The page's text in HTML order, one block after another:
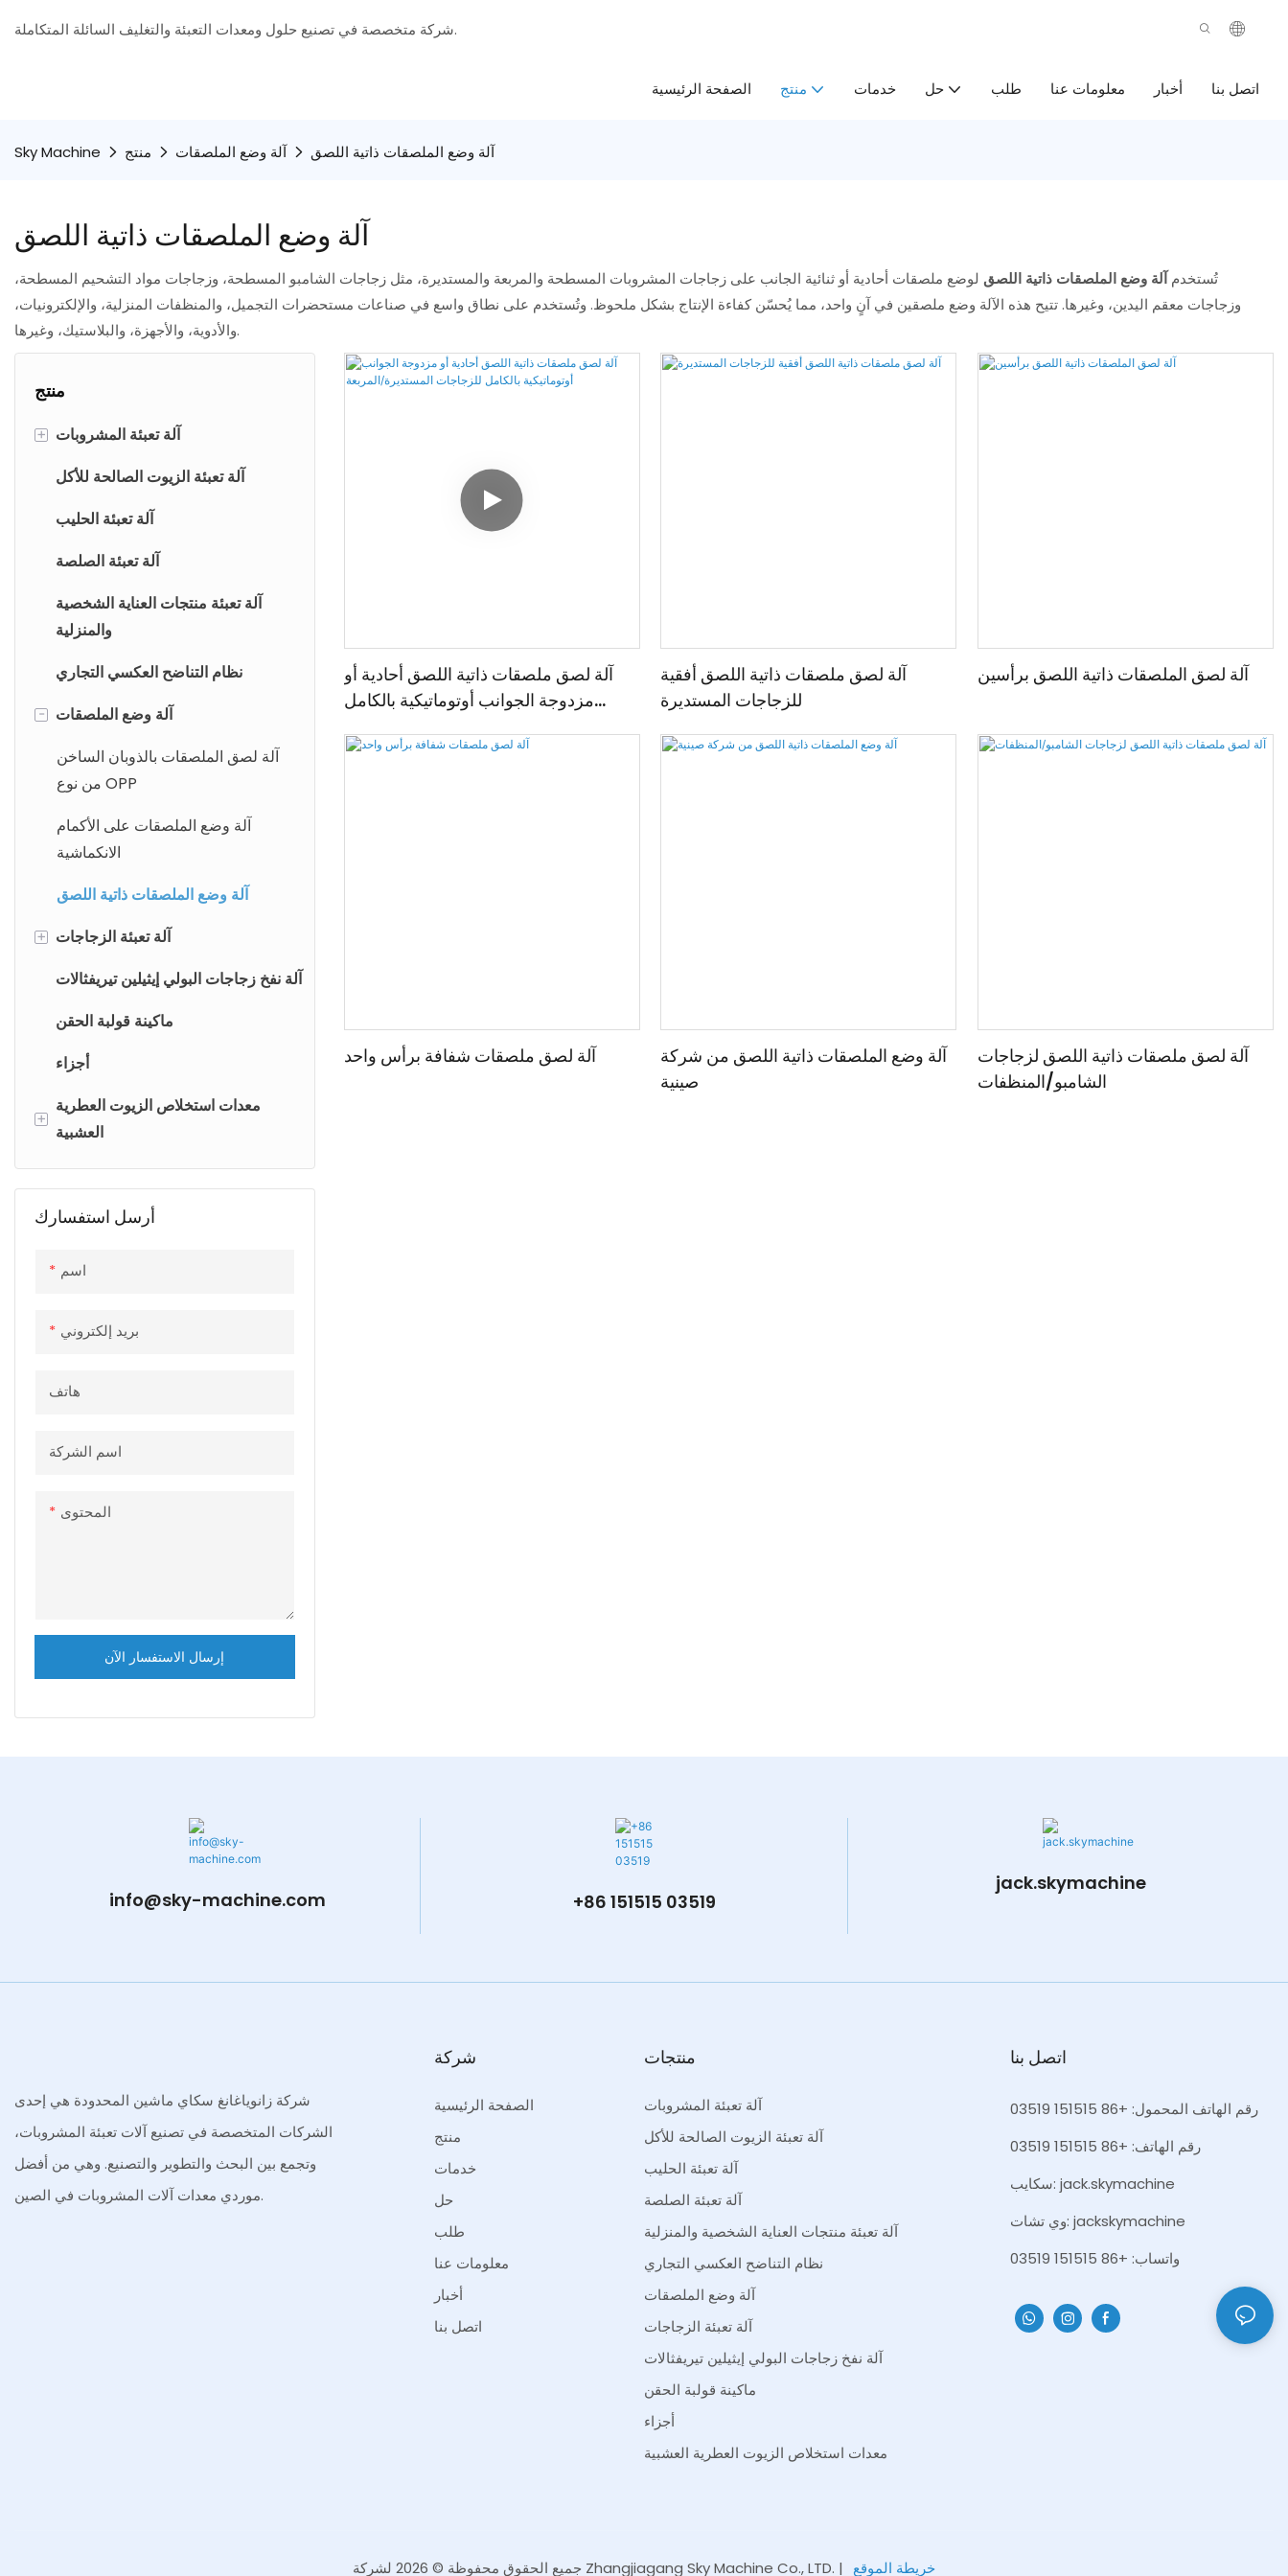
شركة متخصصة في تصنيع حلول ومعدات التعبئة والتغليف السائلة المتكاملة.
الصفحة الرئيسية منتج خدمات حل طلب معلومات عنا أخبار اتصل بنا
Sky Machine منتج آلة وضع الملصقات آلة وضع الملصقات ذاتية اللصق
آلة وضع الملصقات ذاتية اللصق
تُستخدمآلة وضع الملصقات ذاتية اللصق لوضع ملصقات أحادية أو ثنائية الجانب على زجاجات المشروبات المسطحة والمربعة والمستديرة، مثل زجاجات الشامبو المسطحة، وزجاجات مواد التشحيم المسطحة،
وزجاجات معقم اليدين، وغيرها. تتيح هذه الآلة وضع ملصقين في آنٍ واحد، مما يُحسّن كفاءة الإنتاج بشكل ملحوظ. وتُستخدم على نطاق واسع في صناعات مستحضرات التجميل، والمنظفات المنزلية، والإلكترونيات،
والأدوية، والأجهزة، والبلاستيك، وغيرها.
منتج
+ آلة تعبئة المشروبات
آلة تعبئة المياه
آلة تعبئة العصير
آلة تعبئة المشروبات الغازية
آلة تعبئة المياه سعة 5 جالون
آلة تعبئة البيرة
آلة تعبئة النبيذ
آلة تعبئة علب المشروبات
آلة تعبئة الزيوت الصالحة للأكل
آلة تعبئة الحليب
آلة تعبئة الصلصة
آلة تعبئة منتجات العناية الشخصية
والمنزلية
نظام التناضح العكسي التجاري
-
آلة وضع الملصقات
آلة لصق الملصقات بالذوبان الساخن
من نوع OPP
آلة وضع الملصقات على الأكمام
الانكماشية
آلة وضع الملصقات ذاتية اللصق
+ آلة تعبئة الزجاجات
آلة تغليف الزجاجات بالانكماش
آلة تعبئة الزجاجات والكرتون
آلة نفخ زجاجات البولي إيثيلين تيريفثالات
ماكينة قولبة الحقن
أجزاء
+
معدات استخلاص الزيوت العطرية
العشبية
معدات استخلاص الزيوت العطرية
العشبية على نطاق تجريبي
العشبية الصناعية
أرسل استفسارك
اسم
بريد إلكتروني
هاتف
اسم الشركة
المحتوى
إرسال الاستفسار الآن
آلة لصق ملصقات ذاتية اللصق أحادية أو
مزدوجة الجوانب أوتوماتيكية بالكامل
آلة لصق ملصقات ذاتية اللصق أفقية
للزجاجات المستديرة
آلة لصق الملصقات ذاتية اللصق برأسين
آلة لصق ملصقات شفافة برأس واحد
آلة وضع الملصقات ذاتية اللصق من شركة
صينية
آلة لصق ملصقات ذاتية اللصق لزجاجات
الشامبو/المنظفات
info@sky-machine.com +86 151515 03519
jack.skymachine
شركة زانوياغانغ سكاي ماشين المحدودة هي إحدى
الشركات المتخصصة في تصنيع آلات تعبئة المشروبات،
وتجمع بين البحث والتطوير والتصنيع. وهي من أفضل
موردي معدات آلات المشروبات في الصين.
شركة
الصفحة الرئيسية
منتج
خدمات
حل
طلب
معلومات عنا
أخبار
اتصل بنا
منتجات
آلة تعبئة المشروبات
آلة تعبئة الزيوت الصالحة للأكل
آلة تعبئة الحليب
آلة تعبئة الصلصة
آلة تعبئة منتجات العناية الشخصية والمنزلية
نظام التناضح العكسي التجاري
آلة وضع الملصقات
آلة تعبئة الزجاجات
آلة نفخ زجاجات البولي إيثيلين تيريفثالات
ماكينة قولبة الحقن
أجزاء
معدات استخلاص الزيوت العطرية العشبية
اتصل بنا
رقم الهاتف المحمول: +86 151515 03519
رقم الهاتف: +86 151515 03519
سكايب: jack.skymachine
وي تشات: jackskymachine
واتساب: +86 151515 03519
جميع الحقوق محفوظة © 2026 لشركة Zhangjiagang Sky Machine Co., LTD. | خريطة الموقع